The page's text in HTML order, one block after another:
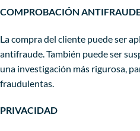
COMPROBACIÓN
La compra del cliente puede ser
antifraude. También puede ser
una investigación más rigurosa,
fraudulentas.
PRIVACIDAD